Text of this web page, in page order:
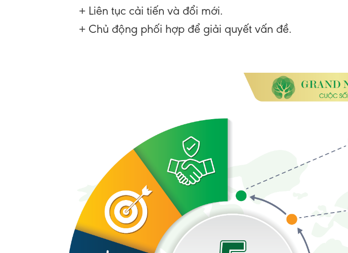
+ Liên tục cải tiến và đổi mới.
+ Chủ động phối hợp để giải quyết vấn đề.